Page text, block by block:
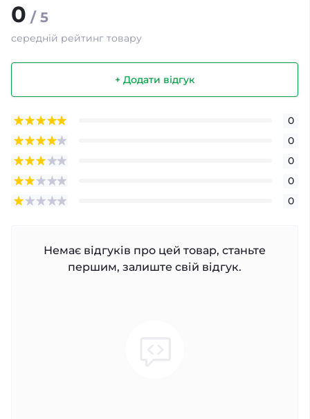
0 / 5
середній рейтинг товару
+ Додати відгук
0
0
0
0
0
Немає відгуків про цей товар, станьте
першим, залиште свій відгук.